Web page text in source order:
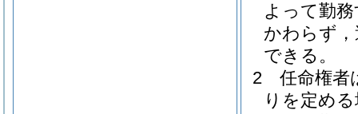
よって勤
かわらず
できる。
2
任命権者
りを定め